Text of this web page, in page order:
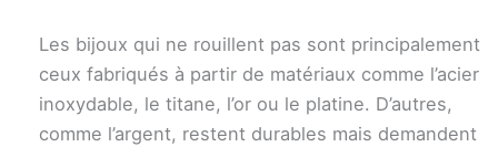
Les bijoux qui ne rouillent pas sont principalement
ceux fabriqués à partir de matériaux comme l’acier
inoxydable, le titane, l’or ou le platine. D’autres,
comme l’argent, restent durables mais demandent